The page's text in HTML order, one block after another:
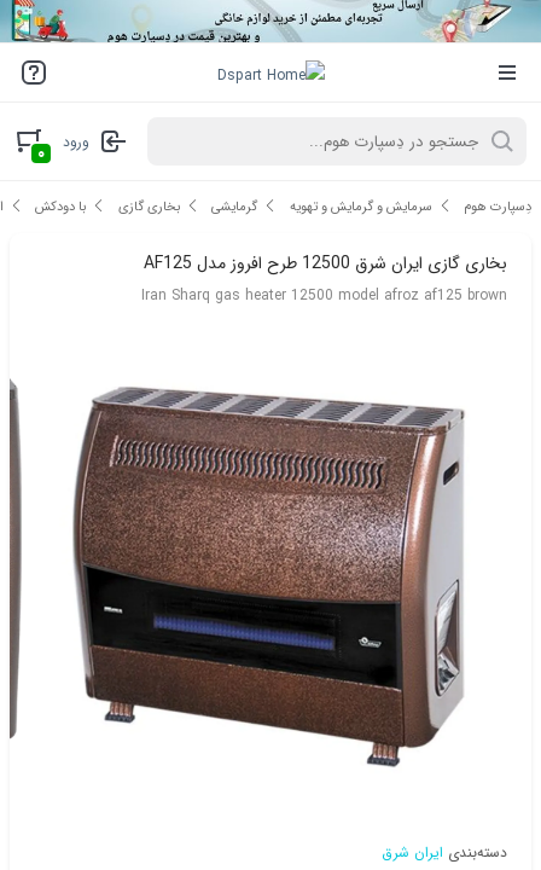
ورود ۰
دِسپارت هوم سرمایش و گرمایش و تهویه گرمایشی بخاری گازی با دودکش
بخاری گازی ایران شرق 12500 طرح افروز مدل AF125
Iran Sharq gas heater 12500 model afroz af125 brown
دسته‌بندی ایران شرق